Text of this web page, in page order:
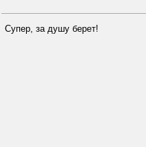
Супер, за душу берет!